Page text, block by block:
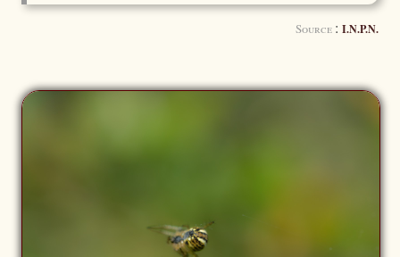
Source : I.N.P.N.